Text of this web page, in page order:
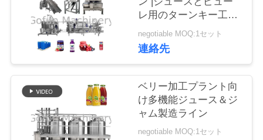
質
レ用のターンキー工場
ソリューション
negotiable MOQ:1セット
連絡先
ベリー加工プラント向
け多機能ジュース＆ジ
ャム製造ライン
negotiable MOQ:1セット